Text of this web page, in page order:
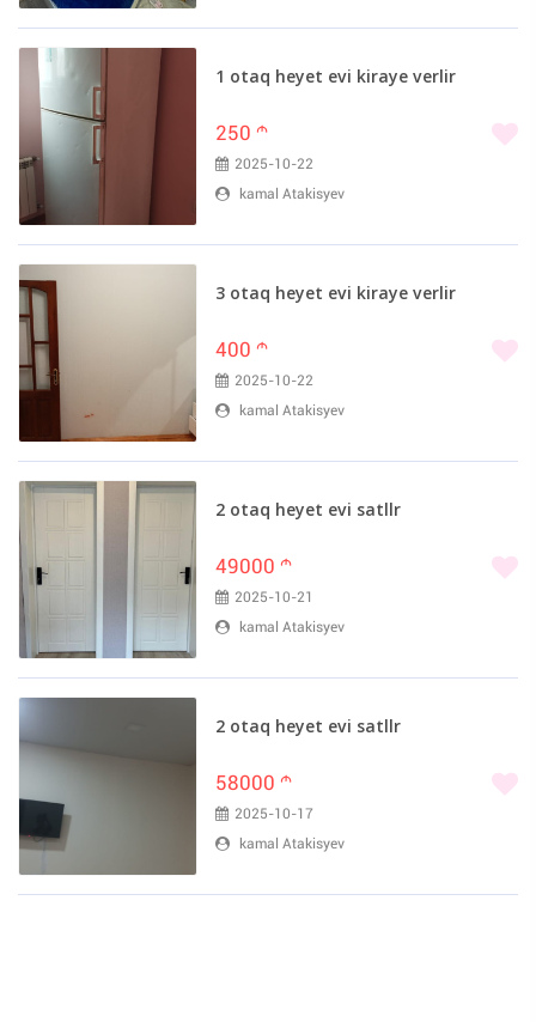
1 otaq heyet evi kiraye verlir
250 m
2025-10-22
kamal Atakisyev
3 otaq heyet evi kiraye verlir
400 m
2025-10-22
kamal Atakisyev
2 otaq heyet evi satllr
49000 m
2025-10-21
kamal Atakisyev
2 otaq heyet evi satllr
58000 m
2025-10-17
kamal Atakisyev